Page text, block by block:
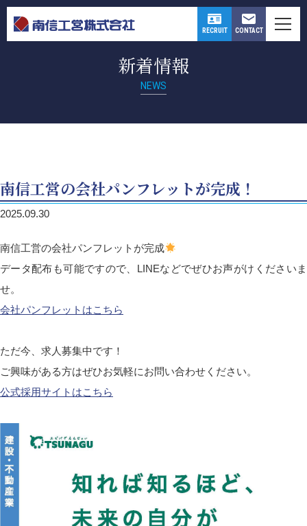
RECRUIT CONTACT
新着情報
NEWS
南信工営の会社パンフレットが完成！
2025.09.30
南信工営の会社パンフレットが完成
データ配布も可能ですので、LINEなどでぜひお声がけくださいま
せ。
会社パンフレットはこちら
ただ今、求人募集中です！
ご興味がある方はぜひお気軽にお問い合わせください。
公式採用サイトはこちら